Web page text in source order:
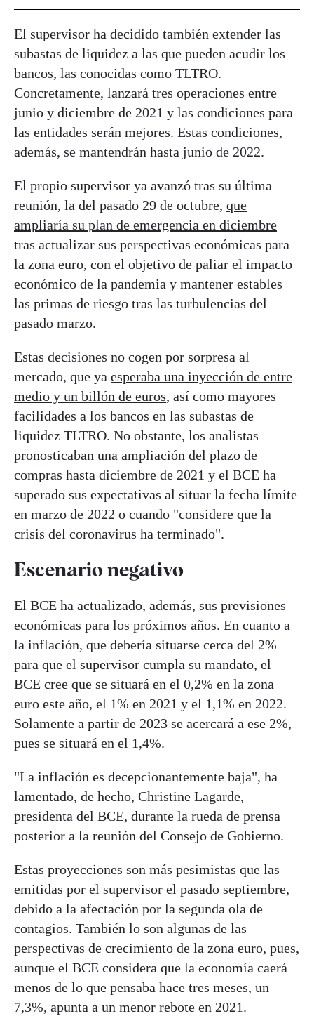
El supervisor ha decidido también extender las
subastas de liquidez a las que pueden acudir los
bancos, las conocidas como TLTRO.
Concretamente, lanzará tres operaciones entre
junio y diciembre de 2021 y las condiciones para
las entidades serán mejores. Estas condiciones,
además, se mantendrán hasta junio de 2022.
El propio supervisor ya avanzó tras su última
reunión, la del pasado 29 de octubre, que
ampliaría su plan de emergencia en diciembre
tras actualizar sus perspectivas económicas para
la zona euro, con el objetivo de paliar el impacto
económico de la pandemia y mantener estables
las primas de riesgo tras las turbulencias del
pasado marzo.
Estas decisiones no cogen por sorpresa al
mercado, que ya esperaba una inyección de entre
medio y un billón de euros, así como mayores
facilidades a los bancos en las subastas de
liquidez TLTRO. No obstante, los analistas
pronosticaban una ampliación del plazo de
compras hasta diciembre de 2021 y el BCE ha
superado sus expectativas al situar la fecha límite
en marzo de 2022 o cuando "considere que la
crisis del coronavirus ha terminado".
Escenario negativo
El BCE ha actualizado, además, sus previsiones
económicas para los próximos años. En cuanto a
la inflación, que debería situarse cerca del 2%
para que el supervisor cumpla su mandato, el
BCE cree que se situará en el 0,2% en la zona
euro este año, el 1% en 2021 y el 1,1% en 2022.
Solamente a partir de 2023 se acercará a ese 2%,
pues se situará en el 1,4%.
"La inflación es decepcionantemente baja", ha
lamentado, de hecho, Christine Lagarde,
presidenta del BCE, durante la rueda de prensa
posterior a la reunión del Consejo de Gobierno.
Estas proyecciones son más pesimistas que las
emitidas por el supervisor el pasado septiembre,
debido a la afectación por la segunda ola de
contagios. También lo son algunas de las
perspectivas de crecimiento de la zona euro, pues,
aunque el BCE considera que la economía caerá
menos de lo que pensaba hace tres meses, un
7,3%, apunta a un menor rebote en 2021.